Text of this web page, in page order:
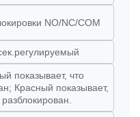
NO/NC/COM
показывает, что
Красный показывает,
разблокирован.